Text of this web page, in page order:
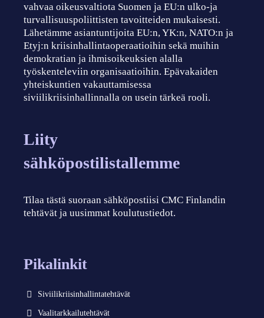
vahvaa oikeusvaltiota Suomen ja EU:n ulko-ja
turvallisuuspoliittisten tavoitteiden mukaisesti.
Lähetämme asiantuntijoita EU:n, YK:n, NATO:n ja
Etyj:n kriisinhallintaoperaatioihin sekä muihin
demokratian ja ihmisoikeuksien alalla
työskenteleviin organisaatioihin. Epävakaiden
yhteiskuntien vakauttamisessa
siviilikriisinhallinnalla on usein tärkeä rooli.
Liity
sähköpostilistallemme
Tilaa tästä suoraan sähköpostiisi CMC Finlandin
tehtävät ja uusimmat koulutustiedot.
Pikalinkit
Siviilikriisinhallintatehtävät
Vaalitarkkailutehtävät